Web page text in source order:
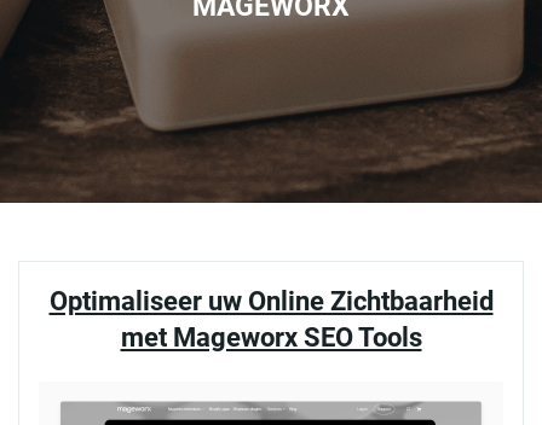
MAGEWORX
Optimaliseer uw Online Zichtbaarheid
met Mageworx SEO Tools